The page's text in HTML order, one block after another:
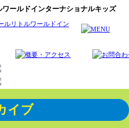
ールドインターナショナルキッズ